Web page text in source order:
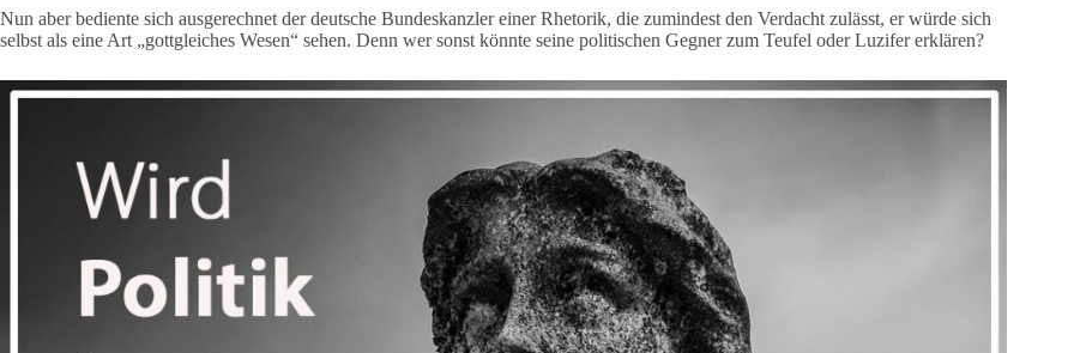
Nun aber bediente sich ausgerechnet der deutsche Bundeskanzler einer Rhetorik, die zumindest den Verdacht zulässt, er würde sich
selbst als eine Art „gottgleiches Wesen“ sehen. Denn wer sonst könnte seine politischen Gegner zum Teufel oder Luzifer erklären?